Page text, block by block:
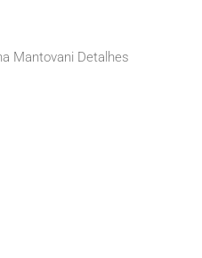
Mantovani Detalhes